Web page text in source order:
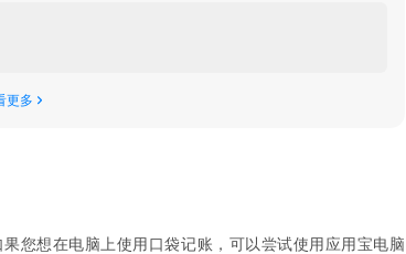
更多
您想在电脑上使用口袋记账 ，可以尝试使用应用宝电脑